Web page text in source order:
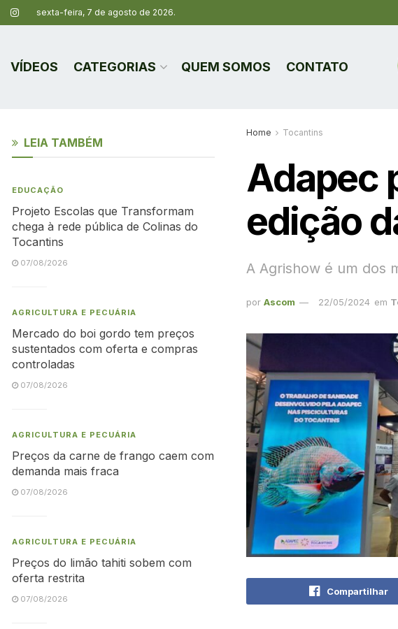
sexta-feira, 7 de agosto de 2026.
VÍDEOS CATEGORIAS QUEM SOMOS CONTATO
Home Tocantins
Adapec
edição
A Agrishow é um dos
por Ascom 22/05/2024 em
Compartilhar
LEIA TAMBÉM
EDUCAÇÃO
Projeto Escolas que Transformam
chega à rede pública de Colinas do
Tocantins
07/08/2026
AGRICULTURA E PECUÁRIA
Mercado do boi gordo tem preços
sustentados com oferta e compras
controladas
07/08/2026
AGRICULTURA E PECUÁRIA
Preços da carne de frango caem com
demanda mais fraca
07/08/2026
AGRICULTURA E PECUÁRIA
Preços do limão tahiti sobem com
oferta restrita
07/08/2026